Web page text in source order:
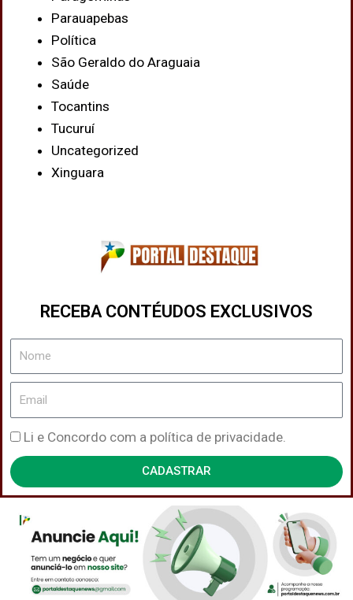
Parauapebas
Política
São Geraldo do Araguaia
Saúde
Tocantins
Tucuruí
Uncategorized
Xinguara
RECEBA CONTÉUDOS EXCLUSIVOS
Nome
Email
Política
de
Privacidade
Li e Concordo com a política de privacidade.
CADASTRAR